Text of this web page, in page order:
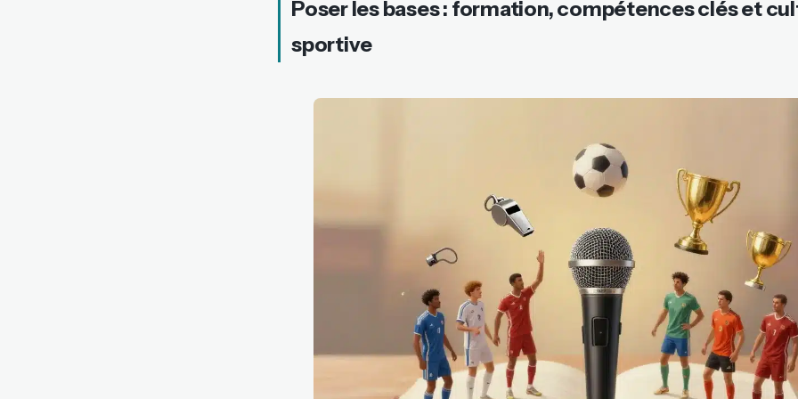
Poser les bases : formation, compétences clés et
sportive